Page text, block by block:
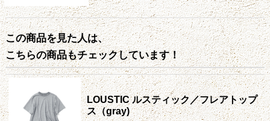
この商品を見た人は、
こちらの商品もチェックしています！
LOUSTIC ルスティック／フレアトップ
ス（gray)